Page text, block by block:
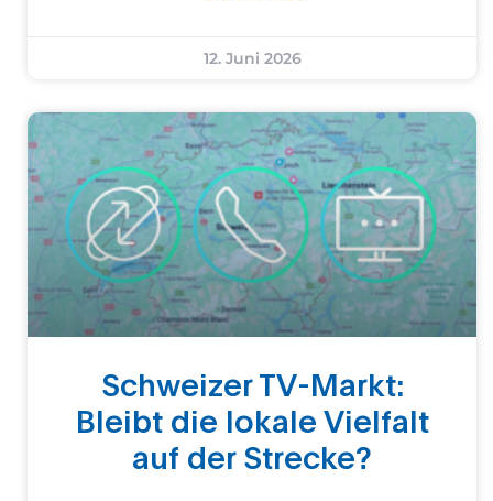
12. Juni 2026
Schweizer TV-Markt:
Bleibt die lokale Vielfalt
auf der Strecke?